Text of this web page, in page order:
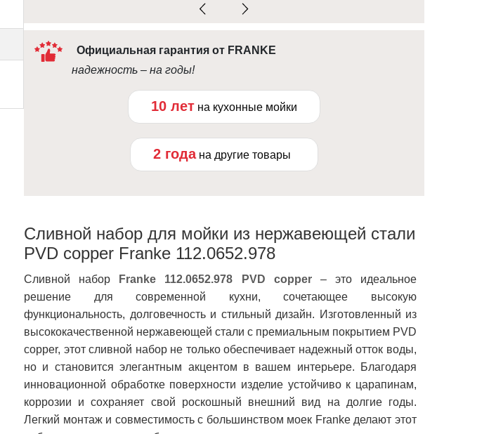
Официальная гарантия от FRANKE
надежность – на годы!
10 лет на кухонные мойки
2 года на другие товары
Сливной набор для мойки из нержавеющей стали
PVD copper Franke 112.0652.978
Сливной набор Franke 112.0652.978 PVD copper– это идеальное
решение для современной кухни, сочетающее высокую
функциональность, долговечность и стильный дизайн. Изготовленный из
высококачественной нержавеющей стали с премиальным покрытием PVD
copper, этот сливной набор не только обеспечивает надежный отток воды,
но и становится элегантным акцентом в вашем интерьере. Благодаря
инновационной обработке поверхности изделие устойчиво к царапинам,
коррозии и сохраняет свой роскошный внешний вид на долгие годы.
Легкий монтаж и совместимость с большинством моек Franke делают этот